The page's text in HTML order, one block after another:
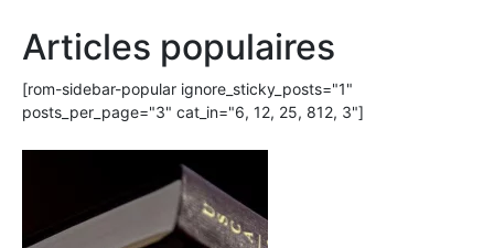
Articles populaires
[rom-sidebar-popular ignore_sticky_posts="1"
posts_per_page="3" cat_in="6, 12, 25, 812, 3"]